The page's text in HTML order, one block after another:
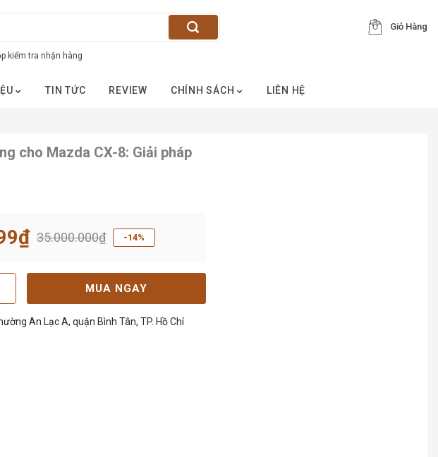
kiểm tra nhận hàng
Giỏ Hàng
TIN TỨC REVIEW CHÍNH SÁCH LIÊN HỆ
cho Mazda CX-8: Giải pháp
35.000.000₫ -14%
MUA NGAY
An Lạc A, quận Bình Tân, TP. Hồ Chí